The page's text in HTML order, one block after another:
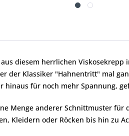
diesem herrlichen Viskosekrepp
der Klassiker "Hahnentritt" mal
hinaus für noch mehr Spannung,
Menge anderer Schnittmuster für
Kleidern oder Röcken bis hin zu